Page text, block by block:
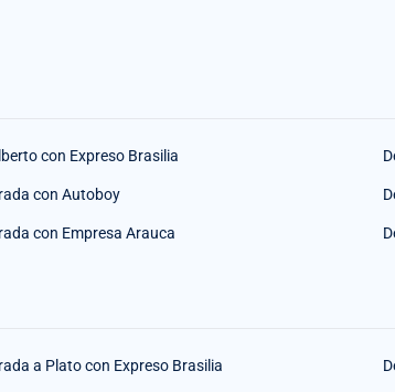
con Expreso Brasilia
con Autoboy
con Empresa Arauca
a Plato con Expreso Brasilia